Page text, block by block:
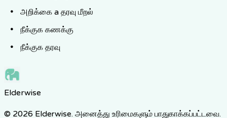
அறிக்கை a தரவு மீறல்
நீக்குக கணக்கு
நீக்குக தரவு
Elderwise
© 2026 Elderwise. அனைத்து உரிமைகளும் பாதுகாக்கப்பட்டவை.